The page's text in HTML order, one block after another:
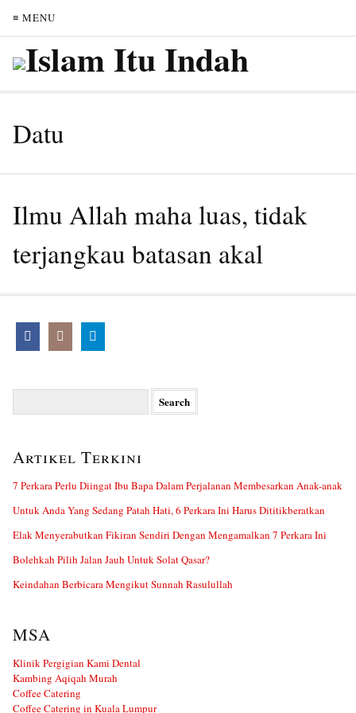
≡ MENU
Datu
Ilmu Allah maha luas, tidak
terjangkau batasan akal
Artikel Terkini
7 Perkara Perlu Diingat Ibu Bapa Dalam Perjalanan Membesarkan Anak-anak
Untuk Anda Yang Sedang Patah Hati, 6 Perkara Ini Harus Dititikberatkan
Elak Menyerabutkan Fikiran Sendiri Dengan Mengamalkan 7 Perkara Ini
Bolehkah Pilih Jalan Jauh Untuk Solat Qasar?
Keindahan Berbicara Mengikut Sunnah Rasulullah
MSA
Klinik Pergigian Kami Dental
Kambing Aqiqah Murah
Coffee Catering
Coffee Catering in Kuala Lumpur